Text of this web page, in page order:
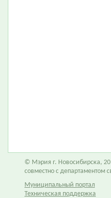
© Мэрия г. Новосибирска,
совместно с департаментом
Муниципальный портал
Техническая поддержка